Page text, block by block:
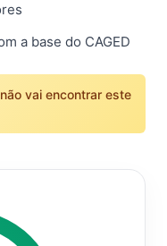
a base do CAGED
vai encontrar este